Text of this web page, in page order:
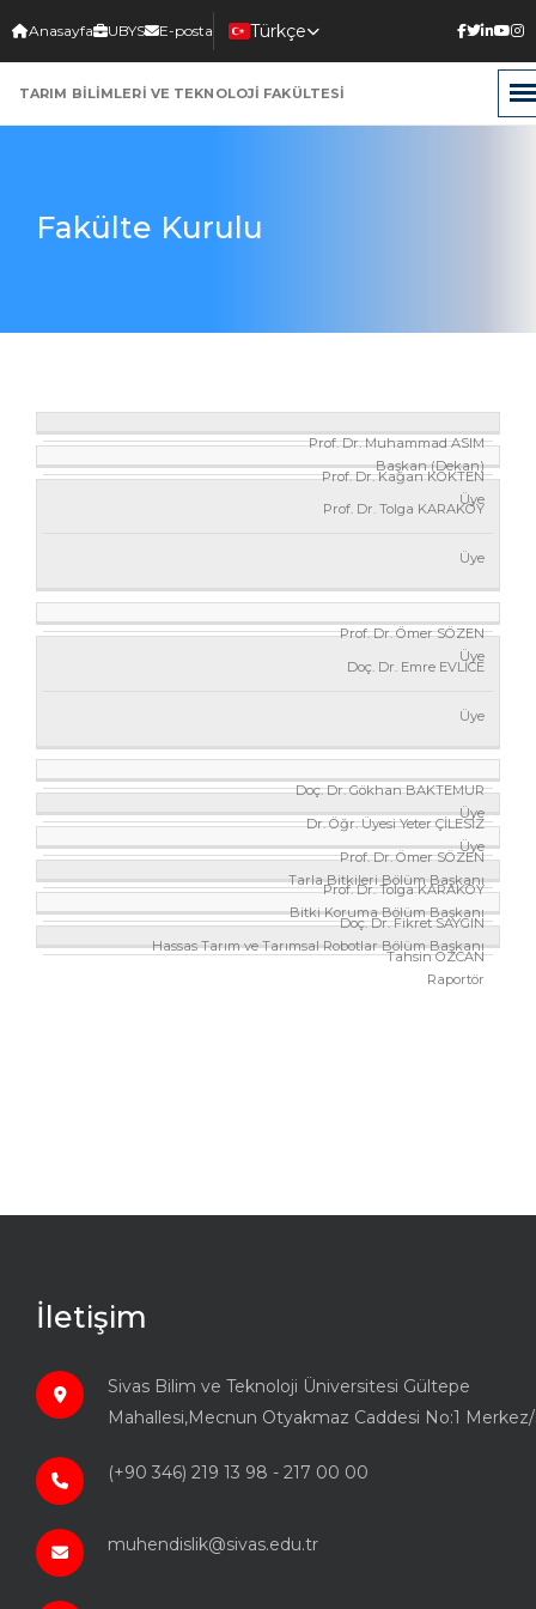
Anasayfa UBYS E-posta Türkçe
Select Language ▼
TARIM BİLİMLERİ VE TEKNOLOJİ FAKÜLTESİ
Fakülte Kurulu
AD
SOYAD
Prof. Dr. Muhammad ASIM
Başkan (Dekan)
Prof. Dr. Kağan KÖKTEN
Üye
Prof. Dr. Tolga KARAKÖY
Üye
Prof. Dr. Ömer SÖZEN
Üye
Doç. Dr. Emre EVLİCE
Üye
Doç. Dr. Gökhan BAKTEMUR
Üye
Dr. Öğr. Üyesi Yeter ÇİLESİZ
Üye
Prof. Dr. Ömer SÖZEN
Tarla Bitkileri Bölüm Başkanı
Prof. Dr. Tolga KARAKÖY
Bitki Koruma Bölüm Başkanı
Doç. Dr. Fikret SAYGIN
Hassas Tarım ve Tarımsal Robotlar Bölüm Başkanı
Tahsin ÖZCAN
Raportör
İletişim
Sivas Bilim ve Teknoloji Üniversitesi Gültepe
Mahallesi,Mecnun Otyakmaz Caddesi No:1
(+90 346) 219 13 98 - 217 00 00
muhendislik@sivas.edu.tr